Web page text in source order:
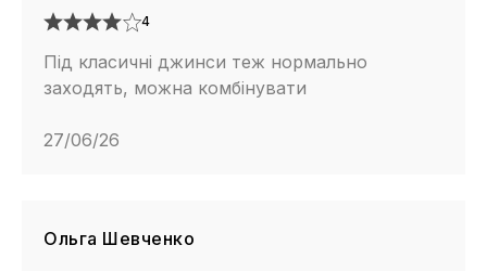
4
Під класичні джинси теж нормально
заходять, можна комбінувати
27/06/26
Ольга Шевченко